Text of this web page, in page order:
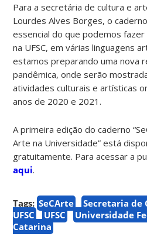
Para a secretária de cultura e
Lourdes Alves Borges, o
essencial do que podemos
na UFSC, em várias linguagens
estamos preparando uma nova
pandêmica, onde serão
atividades culturais e artísticas
anos de 2020 e 2021.
A primeira edição do caderno
Arte na Universidade” está
gratuitamente. Para acessar a
aqui.
Tags: SeCArte
Secretaria de
UFSC
UFSC
Universidade
Catarina